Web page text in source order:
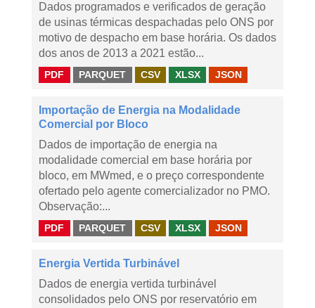
Dados programados e verificados de geração
de usinas térmicas despachadas pelo ONS por
motivo de despacho em base horária. Os dados
dos anos de 2013 a 2021 estão...
PDF PARQUET CSV XLSX JSON
Importação de Energia na Modalidade
Comercial por Bloco
Dados de importação de energia na
modalidade comercial em base horária por
bloco, em MWmed, e o preço correspondente
ofertado pelo agente comercializador no PMO.
Observação:...
PDF PARQUET CSV XLSX JSON
Energia Vertida Turbinável
Dados de energia vertida turbinável
consolidados pelo ONS por reservatório em